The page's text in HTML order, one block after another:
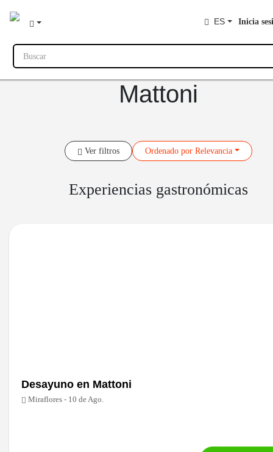
ES Inicia
Buscar
Mattoni
Ver filtros Ordenadopor Relevancia
Experiencias gastronómicas
Desayuno en Mattoni
Miraflores - 10 de Ago.